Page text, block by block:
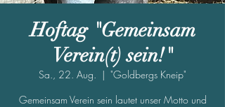
Hoftag "Gemeinsam
Verein(t) sein!"
Sa., 22. Aug.
  |
"Goldbergs Kneip"
Gemeinsam Verein sein lautet unser Motto und